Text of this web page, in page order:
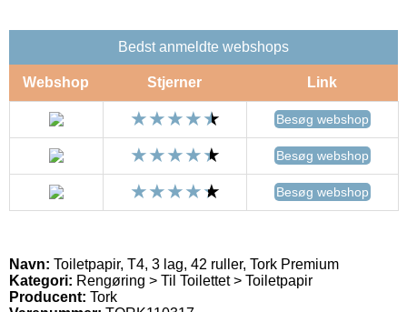
Bedst anmeldte webshops
Webshop Stjerner Link
Besøg webshop
Besøg webshop
Besøg webshop
Navn: Toiletpapir, T4, 3 lag, 42 ruller, Tork Premium
Kategori: Rengøring > Til Toilettet > Toiletpapir
Producent: Tork